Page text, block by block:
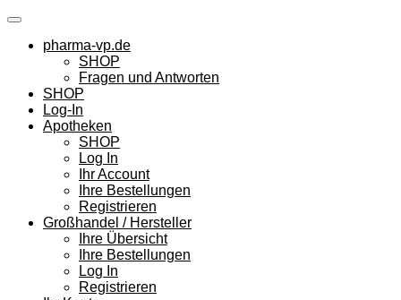
Skip
contentpharma-vp.de
SHOP
Fragen und Antworten
SHOP
Log-In
Apotheken
SHOP
Log In
Ihr Account
Ihre Bestellungen
Registrieren
Großhandel / Hersteller
Ihre Übersicht
Ihre Bestellungen
Log In
Registrieren